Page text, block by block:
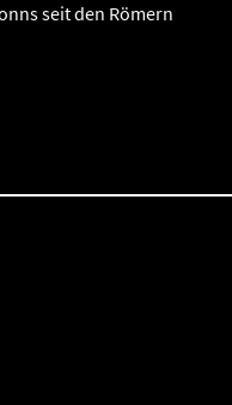
seit den Römern